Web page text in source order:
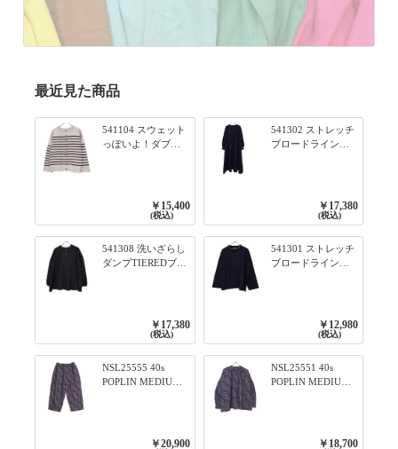
最近見た商品
541104 スウェット
っぽいよ！ダブル
プルオーバー 101オ
フベージュ×ネイビ
ー／レッド
￥15,400
(税込)
541302 ストレッチ
ブロードライン入
ワンピース 79ネイ
￥17,380
(税込)
541308 洗いざらし
ダンプTIEREDブシ
￥17,380
(税込)
541301 ストレッチ
ブロードライン入
リブプルオーバー
79ネイビー
￥12,980
(税込)
NSL25555 40s
POPLIN MEDIUM
￥20,900
NSL25551 40s
POPLIN MEDIUM
￥18,700